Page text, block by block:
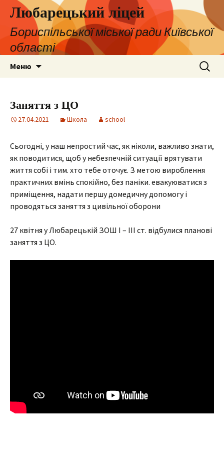
Любарецький ліцей
Бориспільської міської ради Київської
області
Меню Пошук:
Заняття з ЦО
27.04.2021 Школа school
Сьогодні, у наш непростий час, як ніколи, важливо знати,
як поводитися, щоб у небезпечній ситуації врятувати
життя собі і тим. хто тебе оточує. З метою вироблення
практичних вмінь спокійно, без паніки. евакуюватися з
приміщення, надати першу домедичну допомогу і
проводяться заняття з цивільної оборони
27 квітня у Любарецькій ЗОШ І – ІІІ ст. відбулися планові
заняття з ЦО.